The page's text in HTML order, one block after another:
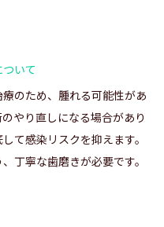
いて
のため、腫れる可能性があ
やり直しになる場合があり
て感染リスクを抑えます。
丁寧な歯磨きが必要です。